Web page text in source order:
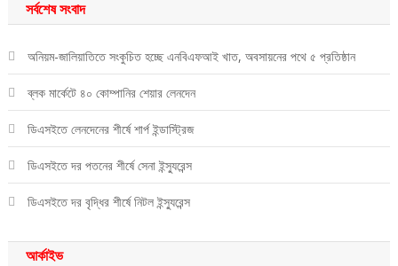
সর্বশেষ সংবাদ
অনিয়ম-জালিয়াতিতে সংকুচিত হচ্ছে এনবিএফআই খাত, অবসায়নের পথে ৫ প্রতিষ্ঠান
ব্লক মার্কেটে ৪০ কোম্পানির শেয়ার লেনদেন
ডিএসইতে লেনদেনের শীর্ষে শার্প ইন্ডাস্ট্রিজ
ডিএসইতে দর পতনের শীর্ষে সেনা ইন্স্যুরেন্স
ডিএসইতে দর বৃদ্ধির শীর্ষে নিটল ইন্স্যুরেন্স
আর্কাইভ